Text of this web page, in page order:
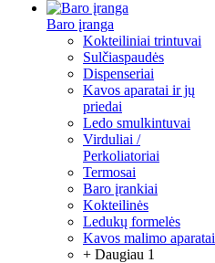
Baro įranga
Kokteiliniai trintuvai
Sulčiaspaudės
Dispenseriai
Kavos aparatai ir jų
priedai
Ledo smulkintuvai
Virduliai /
Perkoliatoriai
Termosai
Baro įrankiai
Kokteilinės
Ledukų formelės
Kavos malimo aparatai
+ Daugiau 1